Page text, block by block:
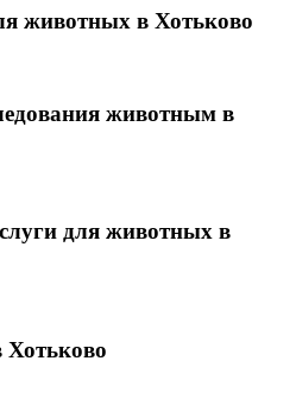
животных в Хотьково
животным в
для животных в